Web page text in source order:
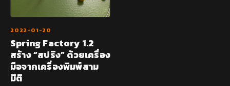
2022-01-20
Spring Factory 1.2
สร้าง “สปริง” ด้วยเครื่อง
มือจากเครื่องพิมพ์สาม
มิติ